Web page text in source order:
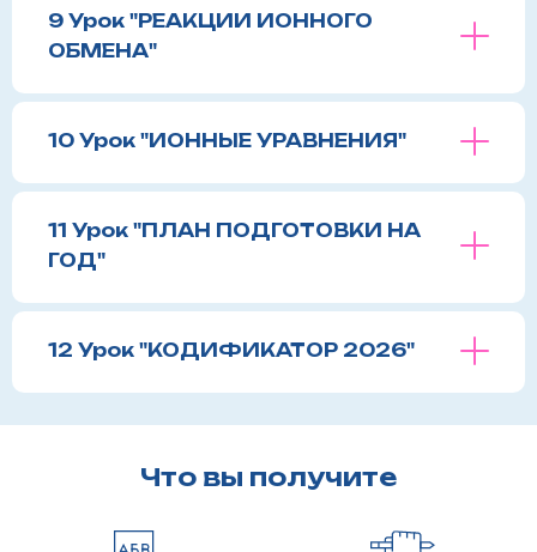
9 Урок "РЕАКЦИИ ИОННОГО
ОБМЕНА"
10 Урок "ИОННЫЕ УРАВНЕНИЯ"
11 Урок "ПЛАН ПОДГОТОВКИ НА
ГОД"
12 Урок "КОДИФИКАТОР 2026"
Что вы получите